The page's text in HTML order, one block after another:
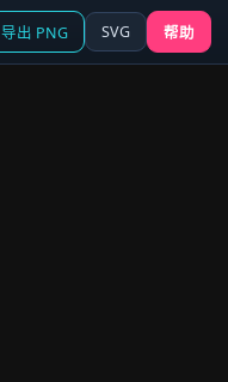
导出 PNG SVG 帮助